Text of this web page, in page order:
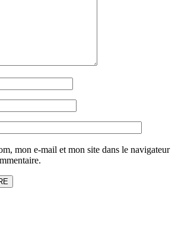
mon e-mail et mon site dans le navigateur